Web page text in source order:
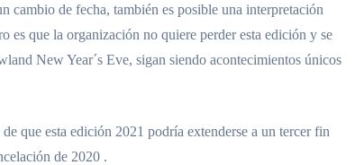
cambio de fecha, también es posible una interpretación
es que la organización no quiere perder esta edición y se
New Year´s Eve, sigan siendo acontecimientos únicos
que esta edición 2021 podría extenderse a un tercer fin
de 2020 .